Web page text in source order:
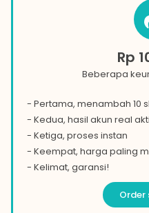
Rp
Beberapa
- Pertama, menambah 10
- Kedua, hasil akun real
- Ketiga, proses instan
- Keempat, harga paling
- Kelimat, garansi!
Order